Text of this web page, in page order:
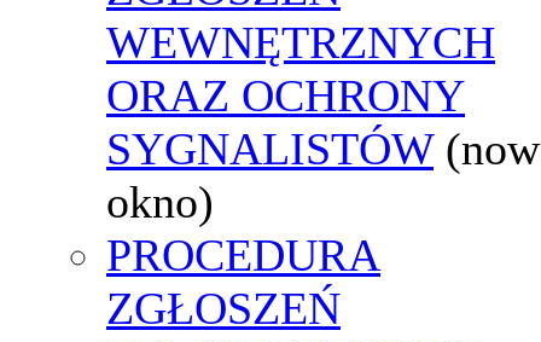
WEWNĘTRZNYCH
ORAZ OCHRONY
SYGNALISTÓW
okno)
PROCEDURA
ZGŁOSZEŃ